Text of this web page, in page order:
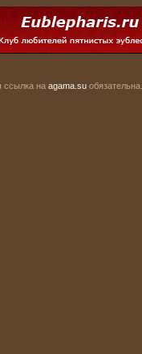
ссылка на agama.su обязательна.